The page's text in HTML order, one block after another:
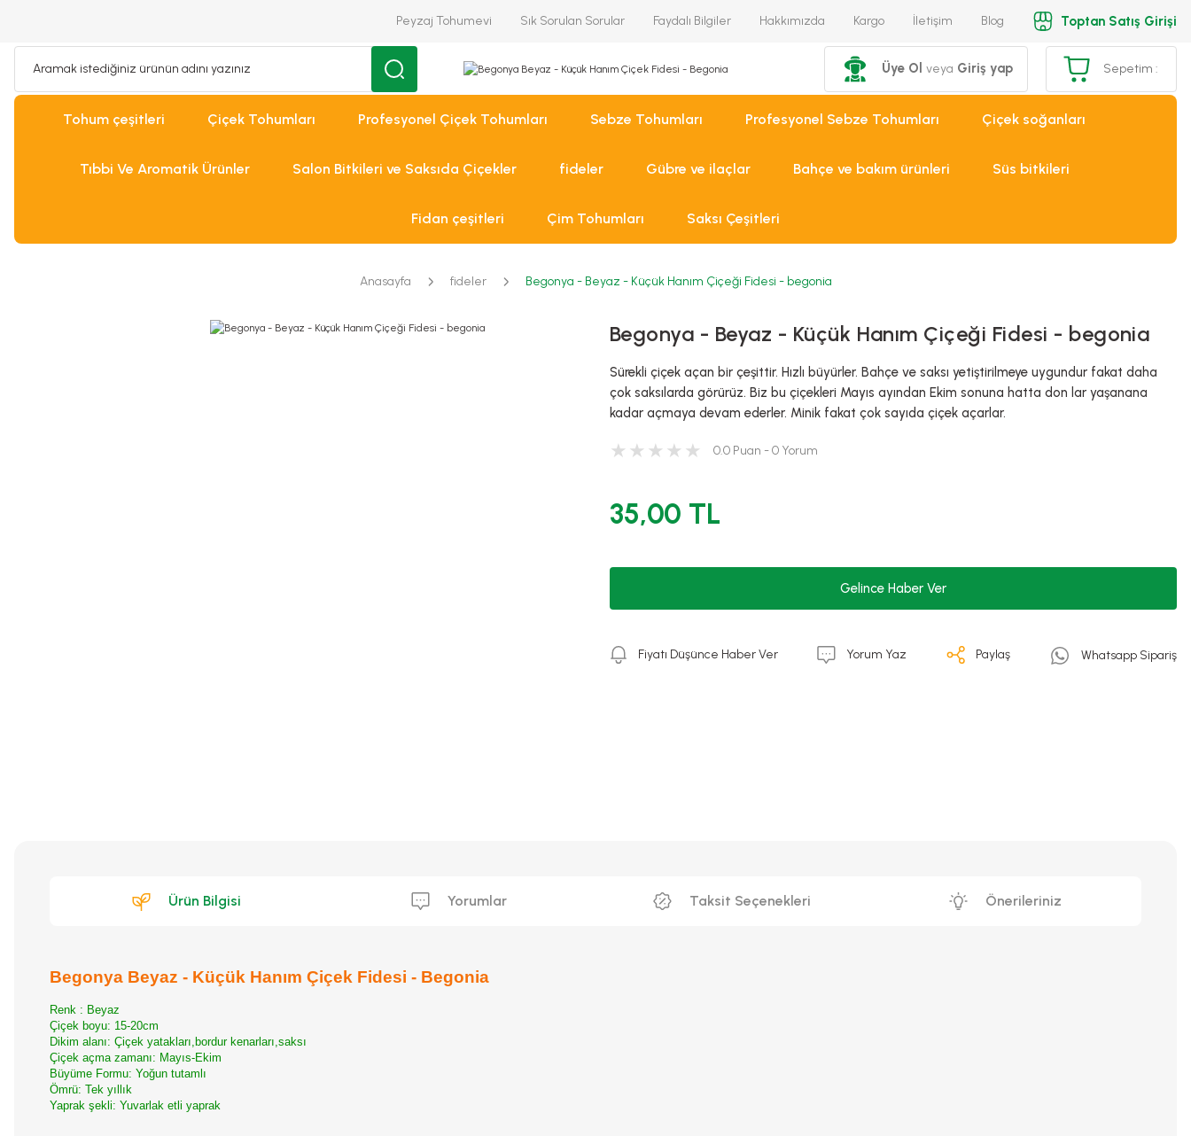
Peyzaj Tohumevi Sık Sorulan Sorular Faydalı Bilgiler Hakkımızda Kargo İletişim Blog Toptan Satış Girişi
Üye Ol veya Giriş yap Sepetim :
Tohum çeşitleri Çiçek Tohumları Profesyonel Çiçek Tohumları Sebze Tohumları Profesyonel Sebze Tohumları Çiçek soğanları
Tıbbi Ve Aromatik Ürünler Salon Bitkileri ve Saksıda Çiçekler fideler Gübre ve ilaçlar Bahçe ve bakım ürünleri Süs bitkileri
Fidan çeşitleri Çim Tohumları Saksı Çeşitleri
Anasayfa fideler Begonya - Beyaz - Küçük Hanım Çiçeği Fidesi - begonia
Begonya - Beyaz - Küçük Hanım Çiçeği Fidesi - begonia
Sürekli çiçek açan bir çeşittir. Hızlı büyürler. Bahçe ve saksı yetiştirilmeye uygundur fakat daha
çok saksılarda görürüz. Biz bu çiçekleri Mayıs ayından Ekim sonuna hatta don lar yaşanana
kadar açmaya devam ederler. Minik fakat çok sayıda çiçek açarlar.
0.0 Puan - 0 Yorum
35,00 TL
Gelince Haber Ver
Fiyatı Düşünce Haber Ver Yorum Yaz Paylaş Whatsapp Sipariş
Ürün Bilgisi Yorumlar Taksit Seçenekleri Önerileriniz
Begonya Beyaz - Küçük Hanım Çiçek Fidesi - Begonia
Renk : Beyaz
Çiçek boyu: 15-20cm
Dikim alanı: Çiçek yatakları,bordur kenarları,saksı
Çiçek açma zamanı: Mayıs-Ekim
Büyüme Formu: Yoğun tutamlı
Ömrü: Tek yıllık
Yaprak şekli: Yuvarlak etli yaprak